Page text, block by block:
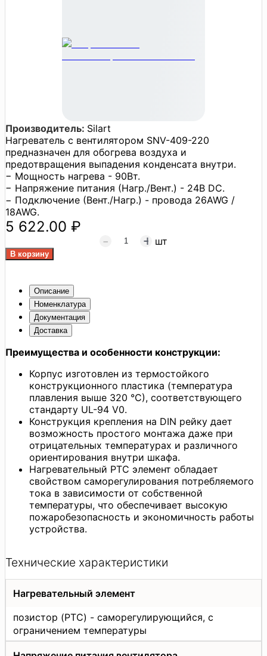
Производитель: Silart
Нагреватель с вентилятором SNV-409-220
предназначен для обогрева воздуха и
предотвращения выпадения конденсата внутри.
− Мощность нагрева - 90Вт.
− Напряжение питания (Нагр./Вент.) - 24В DC.
− Подключение (Вент./Нагр.) - провода 26AWG /
18AWG.
5 622.00 ₽
шт
Описание
Номенклатура
Документация
Доставка
Преимущества и особенности конструкции:
Корпус изготовлен из термостойкого
конструкционного пластика (температура
плавления выше 320 °С), соответствующего
стандарту UL-94 V0.
Конструкция крепления на DIN рейку дает
возможность простого монтажа даже при
отрицательных температурах и различного
ориентирования внутри шкафа.
Нагревательный PTC элемент обладает
свойством саморегулирования потребляемого
тока в зависимости от собственной
температуры, что обеспечивает высокую
пожаробезопасность и экономичность работы
устройства.
Технические характеристики
Нагревательный элемент
позистор (PTC) - саморегулирующийся, с
ограничением температуры